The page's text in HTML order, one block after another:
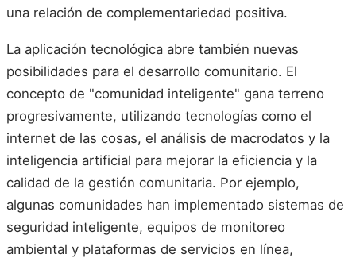
una relación de complementariedad positiva.
La aplicación tecnológica abre también nuevas
posibilidades para el desarrollo comunitario. El
concepto de "comunidad inteligente" gana terreno
progresivamente, utilizando tecnologías como el
internet de las cosas, el análisis de macrodatos y la
inteligencia artificial para mejorar la eficiencia y la
calidad de la gestión comunitaria. Por ejemplo,
algunas comunidades han implementado sistemas de
seguridad inteligente, equipos de monitoreo
ambiental y plataformas de servicios en línea,